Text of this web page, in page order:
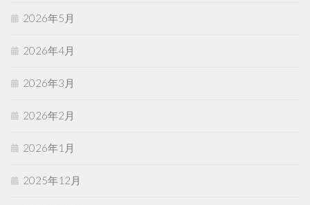
2026年5月
2026年4月
2026年3月
2026年2月
2026年1月
2025年12月